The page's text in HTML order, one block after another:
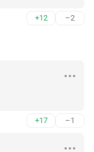
+12 –2
+17 –1